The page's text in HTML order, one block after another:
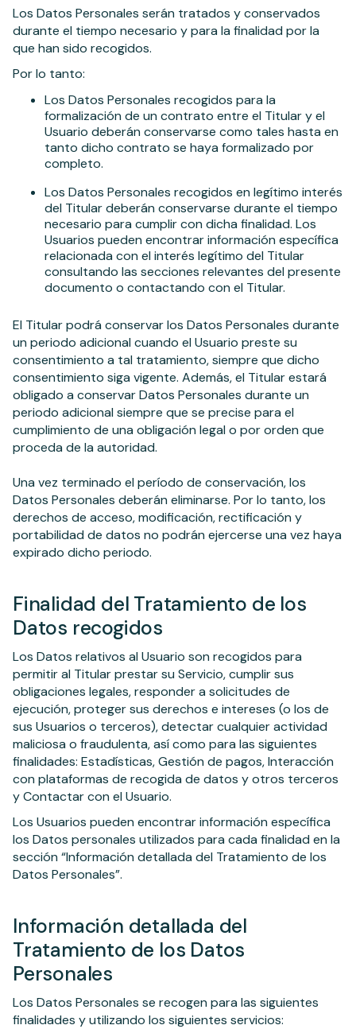
Los Datos Personales serán tratados y conservados
durante el tiempo necesario y para la finalidad por la
que han sido recogidos.
Por lo tanto:
Los Datos Personales recogidos para la
formalización de un contrato entre el Titular y el
Usuario deberán conservarse como tales hasta en
tanto dicho contrato se haya formalizado por
completo.
Los Datos Personales recogidos en legítimo interés
del Titular deberán conservarse durante el tiempo
necesario para cumplir con dicha finalidad. Los
Usuarios pueden encontrar información específica
relacionada con el interés legítimo del Titular
consultando las secciones relevantes del presente
documento o contactando con el Titular.
El Titular podrá conservar los Datos Personales durante
un periodo adicional cuando el Usuario preste su
consentimiento a tal tratamiento, siempre que dicho
consentimiento siga vigente. Además, el Titular estará
obligado a conservar Datos Personales durante un
periodo adicional siempre que se precise para el
cumplimiento de una obligación legal o por orden que
proceda de la autoridad.
Una vez terminado el período de conservación, los
Datos Personales deberán eliminarse. Por lo tanto, los
derechos de acceso, modificación, rectificación y
portabilidad de datos no podrán ejercerse una vez haya
expirado dicho periodo.
Finalidad del Tratamiento de los
Datos recogidos
Los Datos relativos al Usuario son recogidos para
permitir al Titular prestar su Servicio, cumplir sus
obligaciones legales, responder a solicitudes de
ejecución, proteger sus derechos e intereses (o los de
sus Usuarios o terceros), detectar cualquier actividad
maliciosa o fraudulenta, así como para las siguientes
finalidades: Estadísticas, Gestión de pagos, Interacción
con plataformas de recogida de datos y otros terceros
y Contactar con el Usuario.
Los Usuarios pueden encontrar información específica
los Datos personales utilizados para cada finalidad en la
sección “Información detallada del Tratamiento de los
Datos Personales”.
Información detallada del
Tratamiento de los Datos
Personales
Los Datos Personales se recogen para las siguientes
finalidades y utilizando los siguientes servicios: